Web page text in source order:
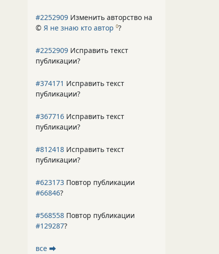
#2252909 Изменить авторство на
© Я не знаю кто автор 0?
#2252909 Исправить текст
публикации?
#374171 Исправить текст
публикации?
#367716 Исправить текст
публикации?
#812418 Исправить текст
публикации?
#623173 Повтор публикации
#66846?
#568558 Повтор публикации
#129287?
все ⮕